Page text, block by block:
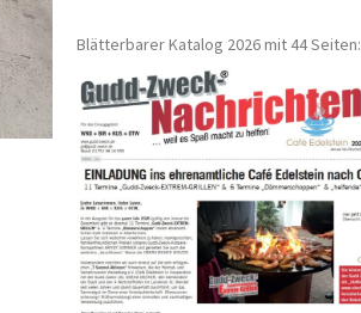
Blätterbarer Katalog 2026 mit 44 Seiten: